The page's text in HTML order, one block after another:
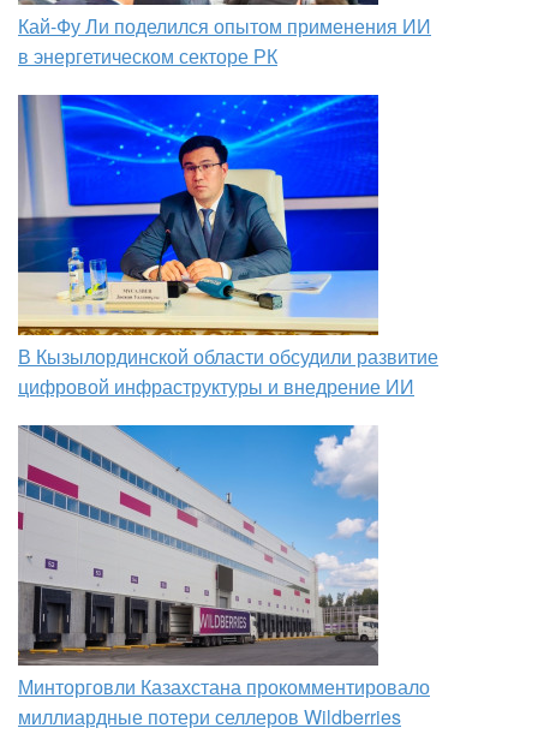
Кай-Фу Ли поделился опытом применения ИИ
в энергетическом секторе РК
В Кызылординской области обсудили развитие
цифровой инфраструктуры и внедрение ИИ
Минторговли Казахстана прокомментировало
миллиардные потери селлеров Wildberries